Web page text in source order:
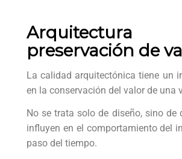
preservación de
La calidad arquitectónica tiene un
en la conservación del valor de una
No se trata solo de diseño, sino de
influyen en el comportamiento del
paso del tiempo.